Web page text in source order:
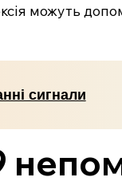
можуть
сигнали